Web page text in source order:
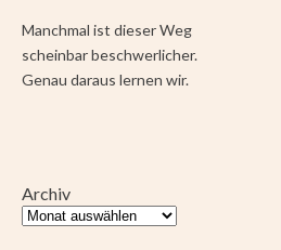
Manchmal ist dieser Weg
scheinbar beschwerlicher.
Genau daraus lernen wir.
Archiv